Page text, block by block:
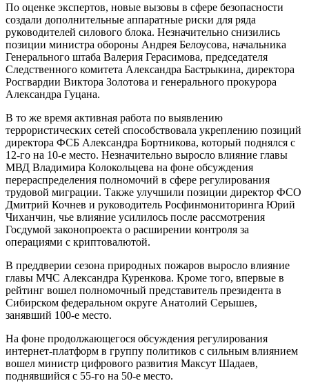
По оценке экспертов, новые вызовы в сфере безопасности
создали дополнительные аппаратные риски для ряда
руководителей силового блока. Незначительно снизились
позиции министра обороны Андрея Белоусова, начальника
Генерального штаба Валерия Герасимова, председателя
Следственного комитета Александра Бастрыкина, директора
Росгвардии Виктора Золотова и генерального прокурора
Александра Гуцана.
В то же время активная работа по выявлению
террористических сетей способствовала укреплению позиций
директора ФСБ Александра Бортникова, который поднялся с
12-го на 10-е место. Незначительно выросло влияние главы
МВД Владимира Колокольцева на фоне обсуждения
перераспределения полномочий в сфере регулирования
трудовой миграции. Также улучшили позиции директор ФСО
Дмитрий Кочнев и руководитель Росфинмониторинга Юрий
Чиханчин, чье влияние усилилось после рассмотрения
Госдумой законопроекта о расширении контроля за
операциями с криптовалютой.
В преддверии сезона природных пожаров выросло влияние
главы МЧС Александра Куренкова. Кроме того, впервые в
рейтинг вошел полномочный представитель президента в
Сибирском федеральном округе Анатолий Серышев,
занявший 100-е место.
На фоне продолжающегося обсуждения регулирования
интернет-платформ в группу политиков с сильным влиянием
вошел министр цифрового развития Максут Шадаев,
поднявшийся с 55-го на 50-е место.